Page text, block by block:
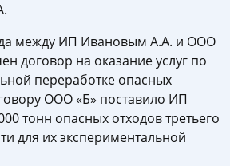
между ИП Ивановым А.А. и ООО
договор на оказание услуг по
переработке опасных
ООО «Б» поставило ИП
тонн опасных отходов третьего
для их экспериментальной